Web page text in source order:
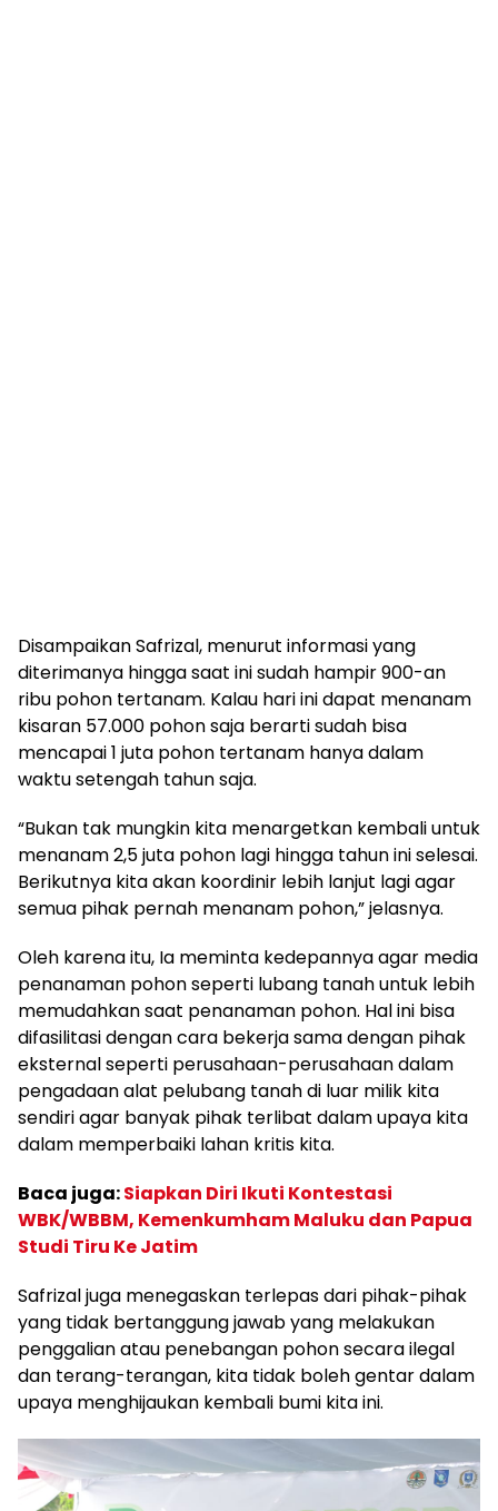
Disampaikan Safrizal, menurut informasi yang
diterimanya hingga saat ini sudah hampir 900-an
ribu pohon tertanam. Kalau hari ini dapat menanam
kisaran 57.000 pohon saja berarti sudah bisa
mencapai 1 juta pohon tertanam hanya dalam
waktu setengah tahun saja.
“Bukan tak mungkin kita menargetkan kembali untuk
menanam 2,5 juta pohon lagi hingga tahun ini selesai.
Berikutnya kita akan koordinir lebih lanjut lagi agar
semua pihak pernah menanam pohon,” jelasnya.
Oleh karena itu, Ia meminta kedepannya agar media
penanaman pohon seperti lubang tanah untuk lebih
memudahkan saat penanaman pohon. Hal ini bisa
difasilitasi dengan cara bekerja sama dengan pihak
eksternal seperti perusahaan-perusahaan dalam
pengadaan alat pelubang tanah di luar milik kita
sendiri agar banyak pihak terlibat dalam upaya kita
dalam memperbaiki lahan kritis kita.
Baca juga:Siapkan Diri Ikuti Kontestasi
WBK/WBBM, Kemenkumham Maluku dan Papua
Studi Tiru Ke Jatim
Safrizal juga menegaskan terlepas dari pihak-pihak
yang tidak bertanggung jawab yang melakukan
penggalian atau penebangan pohon secara ilegal
dan terang-terangan, kita tidak boleh gentar dalam
upaya menghijaukan kembali bumi kita ini.